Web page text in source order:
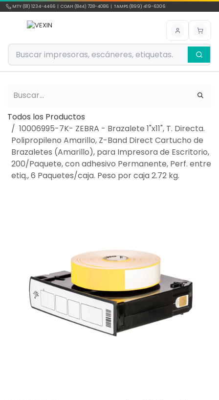
Ir al contenido
MTY (81) 1234-4466 | COAH (844) 728-4086 | TAMPS (899) 419-6306
Todos los Productos
10006995-7K- ZEBRA - Brazalete 1"x11", T. Directa.
Polipropileno Amarillo, Z-Band Direct Cartucho de
Brazaletes (Amarillo), para Impresora de Escritorio,
200/Paquete, con adhesivo Permanente, Perf. entre
etiq., 6 Paquetes/caja. Peso por caja 2.72 kg.